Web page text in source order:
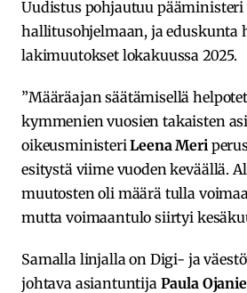
Uudistus pohjautuu pääministeri
hallitusohjelmaan, ja eduskunta
lakimuutokset lokakuussa 2025.
”Määräajan säätämisellä
kymmenien vuosien takaisten
oikeusministeriLeena Meri
esitystä viime vuoden keväällä.
muutosten oli määrä tulla
mutta voimaantulo siirtyi
Samalla linjalla on Digi- ja
johtava asiantuntija Paula